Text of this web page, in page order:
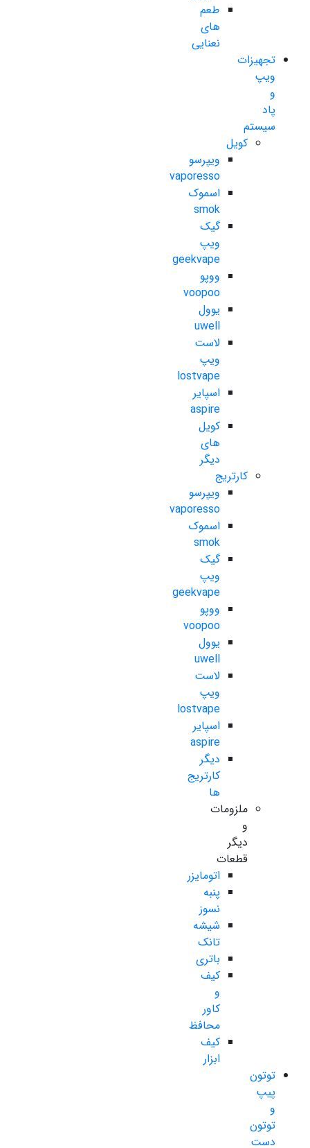
طعم
های
نعنایی
تجهیزات
ویپ
و
پاد
سیستم
کویل
ویپرسو
vaporesso
اسموک
smok
گیک
ویپ
geekvape
ووپو
voopoo
یوول
uwell
لاست
ویپ
lostvape
اسپایر
aspire
کویل
های
دیگر
کارتریج
ویپرسو
vaporesso
اسموک
smok
گیک
ویپ
geekvape
ووپو
voopoo
یوول
uwell
لاست
ویپ
lostvape
اسپایر
aspire
دیگر
کارتریج
ها
ملزومات
و
دیگر
قطعات
اتومایزر
پنبه
نسوز
شیشه
تانک
باتری
کیف
و
کاور
محافظ
کیف
ابزار
توتون
پیپ
و
توتون
دست